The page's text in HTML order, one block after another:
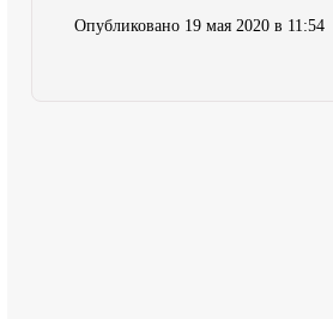
Опубликовано 19 мая 2020 в 11:54